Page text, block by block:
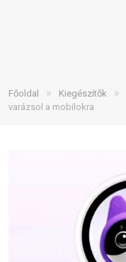
Főoldal » Kiegészítők »
varázsol a mobilokra